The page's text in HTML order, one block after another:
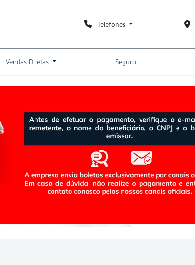
Telefones
Vendas Diretas Seguro